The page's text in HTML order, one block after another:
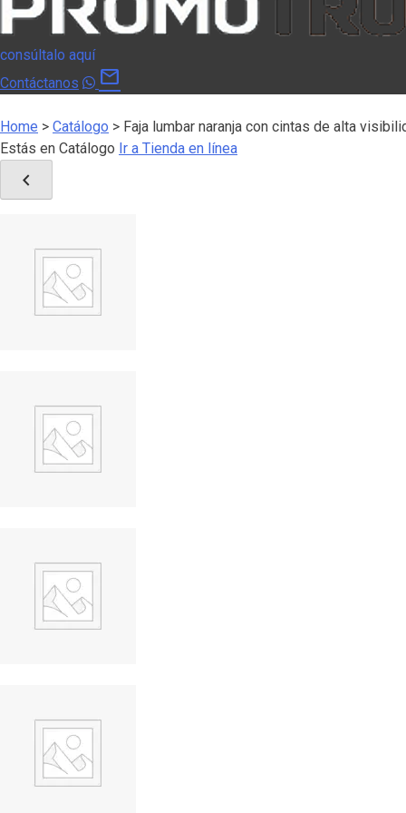
consúltalo aquí
Contáctanos
mail
Home > Catálogo > Faja lumbar naranja con cintas de alta
Estás en Catálogo Ir a Tienda en línea
chevron_left